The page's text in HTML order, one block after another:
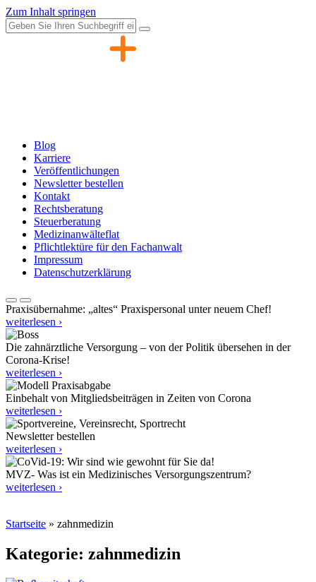
Zum Inhalt springen
Blog
Karriere
Veröffentlichungen
Newsletter bestellen
Kontakt
Rechtsberatung
Steuerberatung
Medizinanwälteflat
Pflichtlektüre für den Fachanwalt
Impressum
Datenschutzerklärung
Praxisübernahme: „altes“ Praxispersonal unter neuem Chef!
weiterlesen ›
Die zahnärztliche Versorgung – von der Politik übersehen in der
Corona-Krise!
weiterlesen ›
Einbehalt von Mitgliedsbeiträgen in Zeiten von Corona
weiterlesen ›
Newsletter bestellen
weiterlesen ›
MVZ- Was ist ein Medizinisches Versorgungszentrum?
weiterlesen ›
Startseite » zahnmedizin
Kategorie: zahnmedizin